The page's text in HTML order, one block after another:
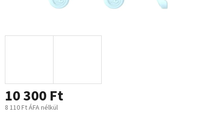
10 300 Ft
8 110 Ft ÁFA nélkül